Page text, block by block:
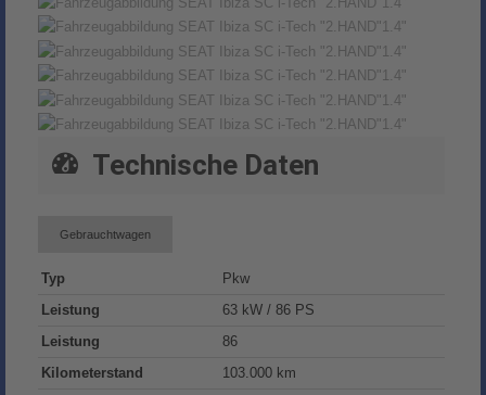
Technische Daten
Gebrauchtwagen
Typ
Pkw
Leistung
63 kW / 86 PS
Leistung
86
Kilometerstand
103.000 km